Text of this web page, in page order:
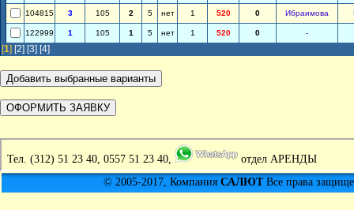
104815 3 105 2 5 нет 1 520 0 Ибраимова
122999 1 105 1 5 нет 1 520 0 -
[1] [2] [3] [4]
Тел. (312) 51 23 40, 0557 51 23 40,
отдел АРЕНДЫ
© 2005-2017, Компания САЛЮТВсе права